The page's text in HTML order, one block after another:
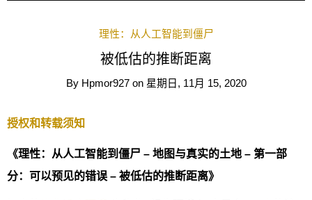
理性：从人工智能到僵尸
被低估的推断距离
By Hpmor927 on 星期日, 11月 15, 2020
授权和转载须知
《理性：从人工智能到僵尸 – 地图与真实的土地 – 第一部
分：可以预见的错误 – 被低估的推断距离》